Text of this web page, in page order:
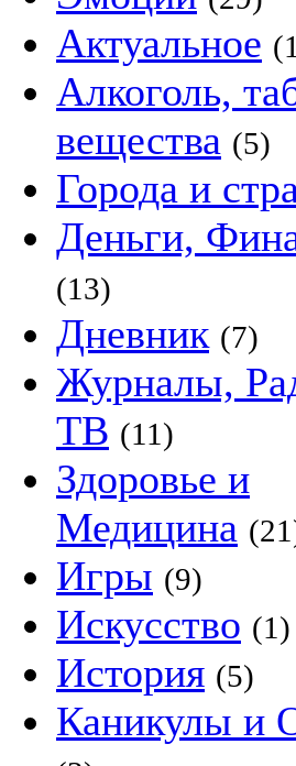
Актуальное
Алкоголь,
вещества (5)
Города и
Деньги,
(13)
Дневник (7)
Журналы,
ТВ (11)
Здоровье и
Медицина
Игры (9)
Искусство (1)
История (5)
Каникулы и